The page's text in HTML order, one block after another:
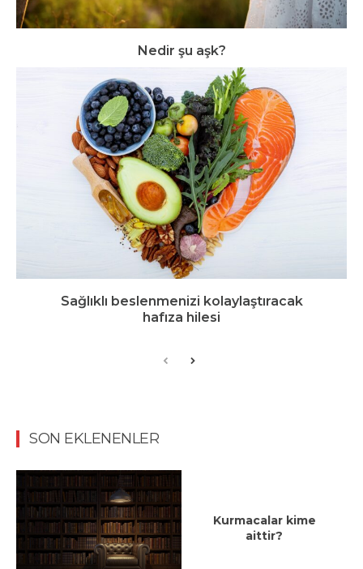
Nedir şu aşk?
Sağlıklı beslenmenizi kolaylaştıracak
hafıza hilesi
SON EKLENENLER
Kurmacalar kime
aittir?